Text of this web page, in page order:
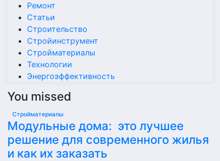
Ремонт
Статьи
Строительство
Стройинструмент
Стройматериалы
Технологии
Энергоэффективность
You missed
Стройматериалы
Модульные дома: это лучшее
решение для современного жилья
и как их заказать